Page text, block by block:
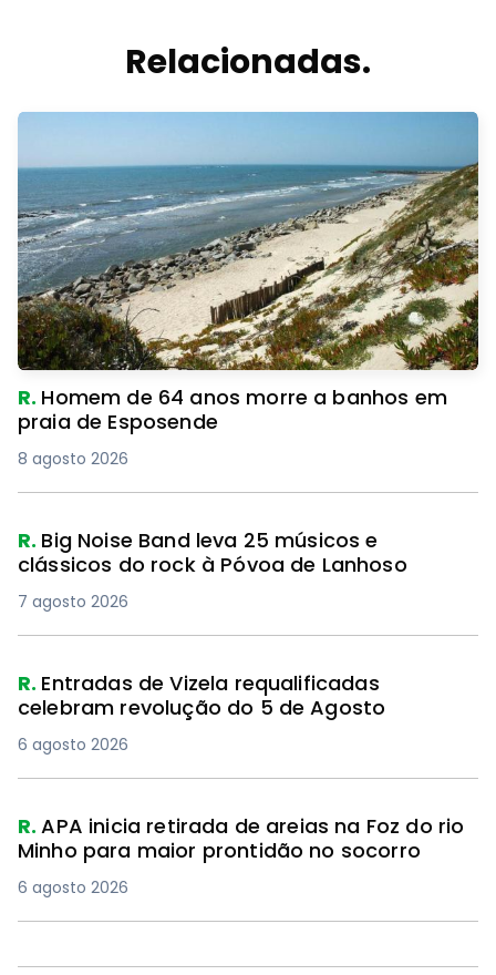
Relacionadas.
R. Homem de 64 anos morre a banhos em
praia de Esposende
8 agosto 2026
R. Big Noise Band leva 25 músicos e
clássicos do rock à Póvoa de Lanhoso
7 agosto 2026
R. Entradas de Vizela requalificadas
celebram revolução do 5 de Agosto
6 agosto 2026
R.APA inicia retirada de areias na Foz do rio
Minho para maior prontidão no socorro
6 agosto 2026